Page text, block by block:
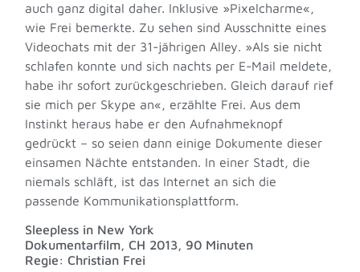
auch ganz digital daher. Inklusive »Pixelcharme«,
wie Frei bemerkte. Zu sehen sind Ausschnitte eines
Videochats mit der 31-jährigen Alley. »Als sie nicht
schlafen konnte und sich nachts per E-Mail meldete,
habe ihr sofort zurückgeschrieben. Gleich darauf rief
sie mich per Skype an«, erzählte Frei. Aus dem
Instinkt heraus habe er den Aufnahmeknopf
gedrückt – so seien dann einige Dokumente dieser
einsamen Nächte entstanden. In einer Stadt, die
niemals schläft, ist das Internet an sich die
passende Kommunikationsplattform.
Sleepless in New York
Dokumentarfilm, CH 2013, 90 Minuten
Regie: Christian Frei